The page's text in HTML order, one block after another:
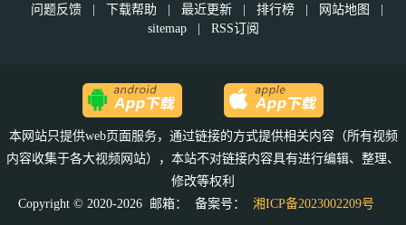
问题反馈 | 下载帮助 | 最近更新 | 排行榜 | 网站地图
|
sitemap
| RSS订阅
本网站只提供web页面服务，通过链接的方式提供相关内容（所有视频
内容收集于各大视频网站），本站不对链接内容具有进行编辑、整理、
修改等权利
Copyright © 2020-2026 邮箱：
备案号： 湘ICP备2023002209号